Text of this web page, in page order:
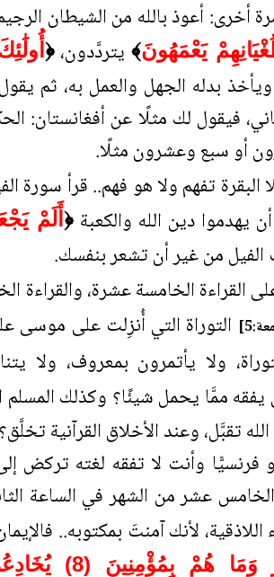
أخرى: أعوذ بالله من الشيطان
يَعْمَهُونَ﴾يتردَّدون،﴿
بدله الجهل والعمل به، ثم
لك مثلًا عن أفغانستان:
أو سبع وعشرون مثلًا.
البقرة تفهم ولا هو فهم.. قرأ سورة
أن يهدموا دين الله والكعبة﴿ أَلَمْ
من غير أن تشعر بنفسك.
على القراءة الخامسة عشرة،
التوراة التي أُنزِلت على موسى
ولا يأتمرون بمعروف، ولا
يفقه ممَّا يحمل شيئًا؟ وكذلك
تقبَّل، وعند الأخلاق القرآنية
فرنسيًّا وأنت لا تفقه لغته
عشر من الشهر في الساعة
لأنك آمنتَ بمكتوبه..
النَّاسِ مَنْ يَقُولُ